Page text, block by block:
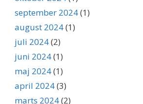
september 2024(1)
august 2024(1)
juli 2024(2)
juni 2024(1)
maj 2024(1)
april 2024(3)
marts 2024(2)